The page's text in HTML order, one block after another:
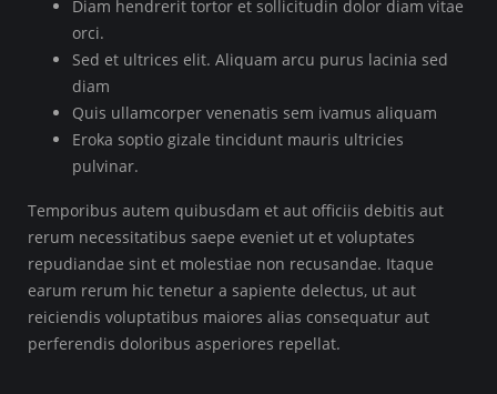
Diam hendrerit tortor et sollicitudin dolor diam vitae
orci.
Sed et ultrices elit. Aliquam arcu purus lacinia sed
diam
Quis ullamcorper venenatis sem ivamus aliquam
Eroka soptio gizale tincidunt mauris ultricies
pulvinar.
Temporibus autem quibusdam et aut officiis debitis aut
rerum necessitatibus saepe eveniet ut et voluptates
repudiandae sint et molestiae non recusandae. Itaque
earum rerum hic tenetur a sapiente delectus, ut aut
reiciendis voluptatibus maiores alias consequatur aut
perferendis doloribus asperiores repellat.